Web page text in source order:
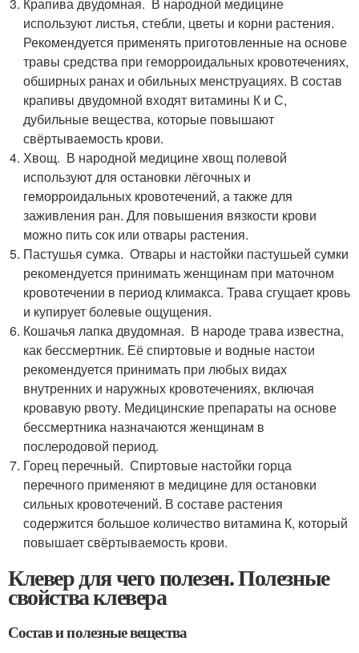
используют листья, стебли, цветы и корни растения.
Рекомендуется применять приготовленные на основе
травы средства при геморроидальных кровотечениях,
обширных ранах и обильных менструациях. В состав
крапивы двудомной входят витамины К и С,
дубильные вещества, которые повышают
свёртываемость крови.
Хвощ. В народной медицине хвощ полевой
используют для остановки лёгочных и
геморроидальных кровотечений, а также для
заживления ран. Для повышения вязкости крови
можно пить сок или отвары растения.
Пастушья сумка. Отвары и настойки пастушьей сумки
рекомендуется принимать женщинам при маточном
кровотечении в период климакса. Трава сгущает кровь
и купирует болевые ощущения.
Кошачья лапка двудомная. В народе трава известна,
как бессмертник. Её спиртовые и водные настои
рекомендуется принимать при любых видах
внутренних и наружных кровотечениях, включая
кровавую рвоту. Медицинские препараты на основе
бессмертника назначаются женщинам в
послеродовой период.
Горец перечный. Спиртовые настойки горца
перечного применяют в медицине для остановки
сильных кровотечений. В составе растения
содержится большое количество витамина К, который
повышает свёртываемость крови.
Клевер для чего полезен. Полезные
свойства клевера
Состав и полезные вещества